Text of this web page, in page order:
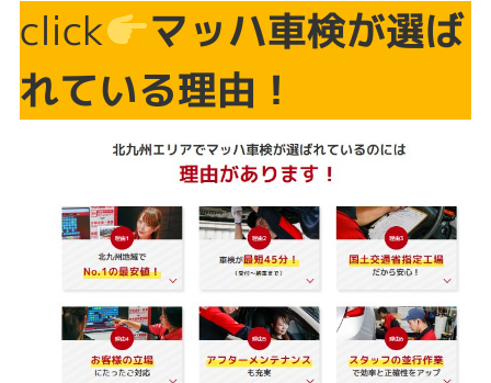
click マッハ車検が選ば
れている理由！